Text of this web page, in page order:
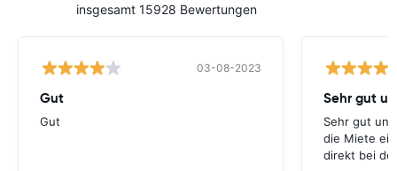
insgesamt 15928 Bewertungen
03-08-2023
Gut
Gut
Sehr gut
die Miete
direkt bei